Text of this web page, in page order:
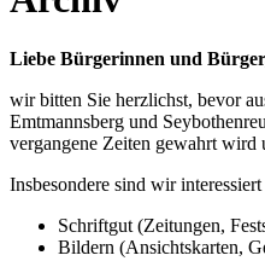
Liebe Bürgerinnen und
wir bitten Sie herzlichst, bevor
Emtmannsberg und
vergangene Zeiten gewahrt
Insbesondere sind wir interessiert
Schriftgut (Zeitungen,
Bildern (Ansichtskarten,